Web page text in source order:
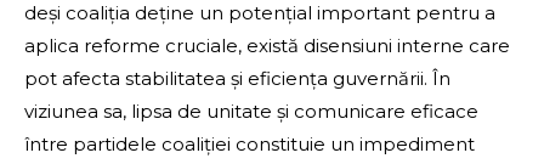
deși coaliția deține un potențial important pentru a
aplica reforme cruciale, există disensiuni interne care
pot afecta stabilitatea și eficiența guvernării. În
viziunea sa, lipsa de unitate și comunicare eficace
între partidele coaliției constituie un impediment